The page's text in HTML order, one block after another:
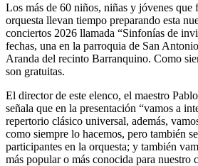
Los más de 60 niños, niñas y jóvenes que
orquesta llevan tiempo preparando esta
conciertos 2026 llamada “Sinfonías de
fechas, una en la parroquia de San
Aranda del recinto Barranquino. Como
son gratuitas.
El director de este elenco, el maestro
señala que en la presentación “vamos a
repertorio clásico universal, además,
como siempre lo hacemos, pero también
participantes en la orquesta; y también
más popular o más conocida para nuestro